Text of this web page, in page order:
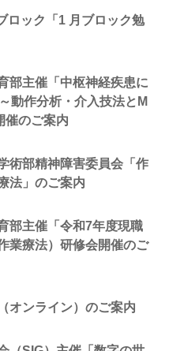
ロック「1 月ブロック勉
部主催「中枢神経疾患に
動作分析・介入技法とM
催のご案内
術部精神障害委員会「作
法」のご案内
部主催「令和7年度現職
業療法）研修会開催のご
オンライン）のご案内